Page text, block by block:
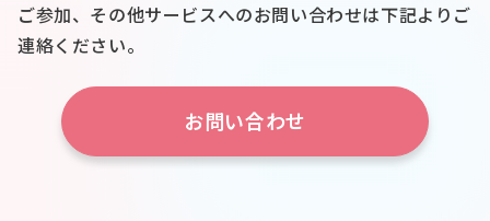
ご参加、 その他サービスへのお問い合わせは下記よりご
連絡ください。
お問い合わせ